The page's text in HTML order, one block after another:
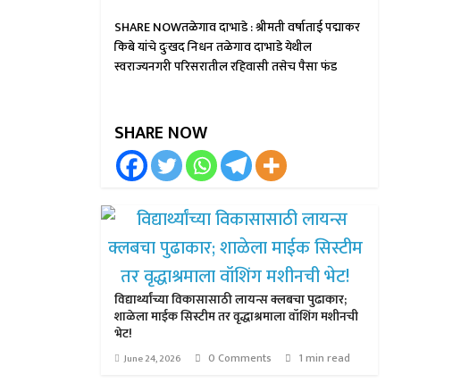
SHARE NOWतळेगाव दाभाडे : श्रीमती वर्षाताई पद्माकर
किबे यांचे दुःखद निधन तळेगाव दाभाडे येथील
स्वराज्यनगरी परिसरातील रहिवासी तसेच पैसा फंड
SHARE NOW
विद्यार्थ्यांच्या विकासासाठी लायन्स क्लबचा पुढाकार;
शाळेला माईक सिस्टीम तर वृद्धाश्रमाला वॉशिंग मशीनची
भेट!
June 24, 2026 0 Comments 1 min read